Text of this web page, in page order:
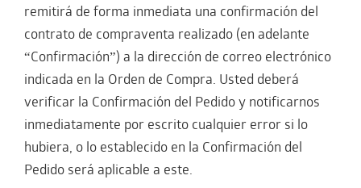
remitirá de forma inmediata una confirmación del
contrato de compraventa realizado (en adelante
“Confirmación”) a la dirección de correo electrónico
indicada en la Orden de Compra. Usted deberá
verificar la Confirmación del Pedido y notificarnos
inmediatamente por escrito cualquier error si lo
hubiera, o lo establecido en la Confirmación del
Pedido será aplicable a este.